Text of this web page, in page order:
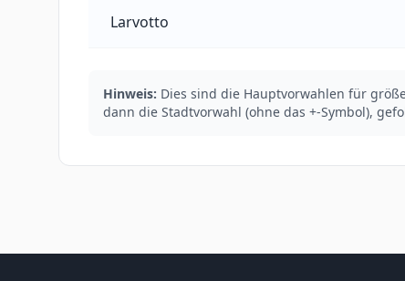
Larvotto
Hinweis: Dies sind die Hauptvorwahlen für
dann die Stadtvorwahl (ohne das +-Symbol),